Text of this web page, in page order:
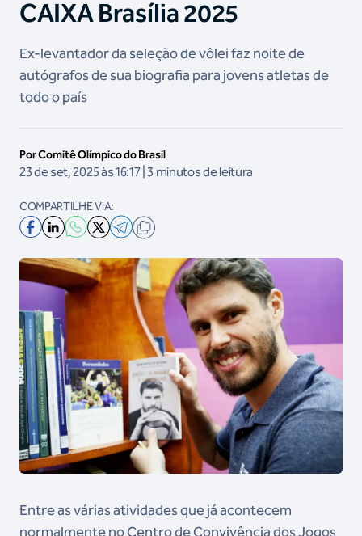
CAIXA Brasília 2025
Ex-levantador da seleção de vôlei faz noite de
autógrafos de sua biografia para jovens atletas de
todo o país
Por Comitê Olímpico do Brasil
23 de set, 2025 às 16:17 | 3 minutos de leitura
COMPARTILHE VIA:
Entre as várias atividades que já acontecem
normalmente no Centro de Convivência dos Jogos